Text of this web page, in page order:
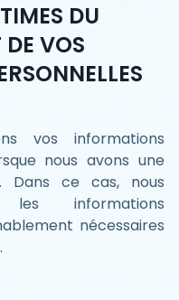
DU
VOS
vos informations
nous avons une
Dans ce cas, nous
les informations
nécessaires